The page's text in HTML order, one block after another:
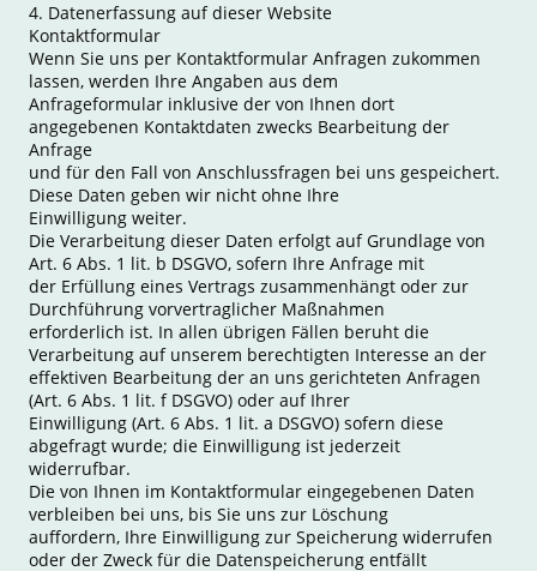
4. Datenerfassung auf dieser Website
Kontaktformular
Wenn Sie uns per Kontaktformular Anfragen zukommen
lassen, werden Ihre Angaben aus dem
Anfrageformular inklusive der von Ihnen dort
angegebenen Kontaktdaten zwecks Bearbeitung der
Anfrage
und für den Fall von Anschlussfragen bei uns gespeichert.
Diese Daten geben wir nicht ohne Ihre
Einwilligung weiter.
Die Verarbeitung dieser Daten erfolgt auf Grundlage von
Art. 6 Abs. 1 lit. b DSGVO, sofern Ihre Anfrage mit
der Erfüllung eines Vertrags zusammenhängt oder zur
Durchführung vorvertraglicher Maßnahmen
erforderlich ist. In allen übrigen Fällen beruht die
Verarbeitung auf unserem berechtigten Interesse an der
effektiven Bearbeitung der an uns gerichteten Anfragen
(Art. 6 Abs. 1 lit. f DSGVO) oder auf Ihrer
Einwilligung (Art. 6 Abs. 1 lit. a DSGVO) sofern diese
abgefragt wurde; die Einwilligung ist jederzeit
widerrufbar.
Die von Ihnen im Kontaktformular eingegebenen Daten
verbleiben bei uns, bis Sie uns zur Löschung
auffordern, Ihre Einwilligung zur Speicherung widerrufen
oder der Zweck für die Datenspeicherung entfällt